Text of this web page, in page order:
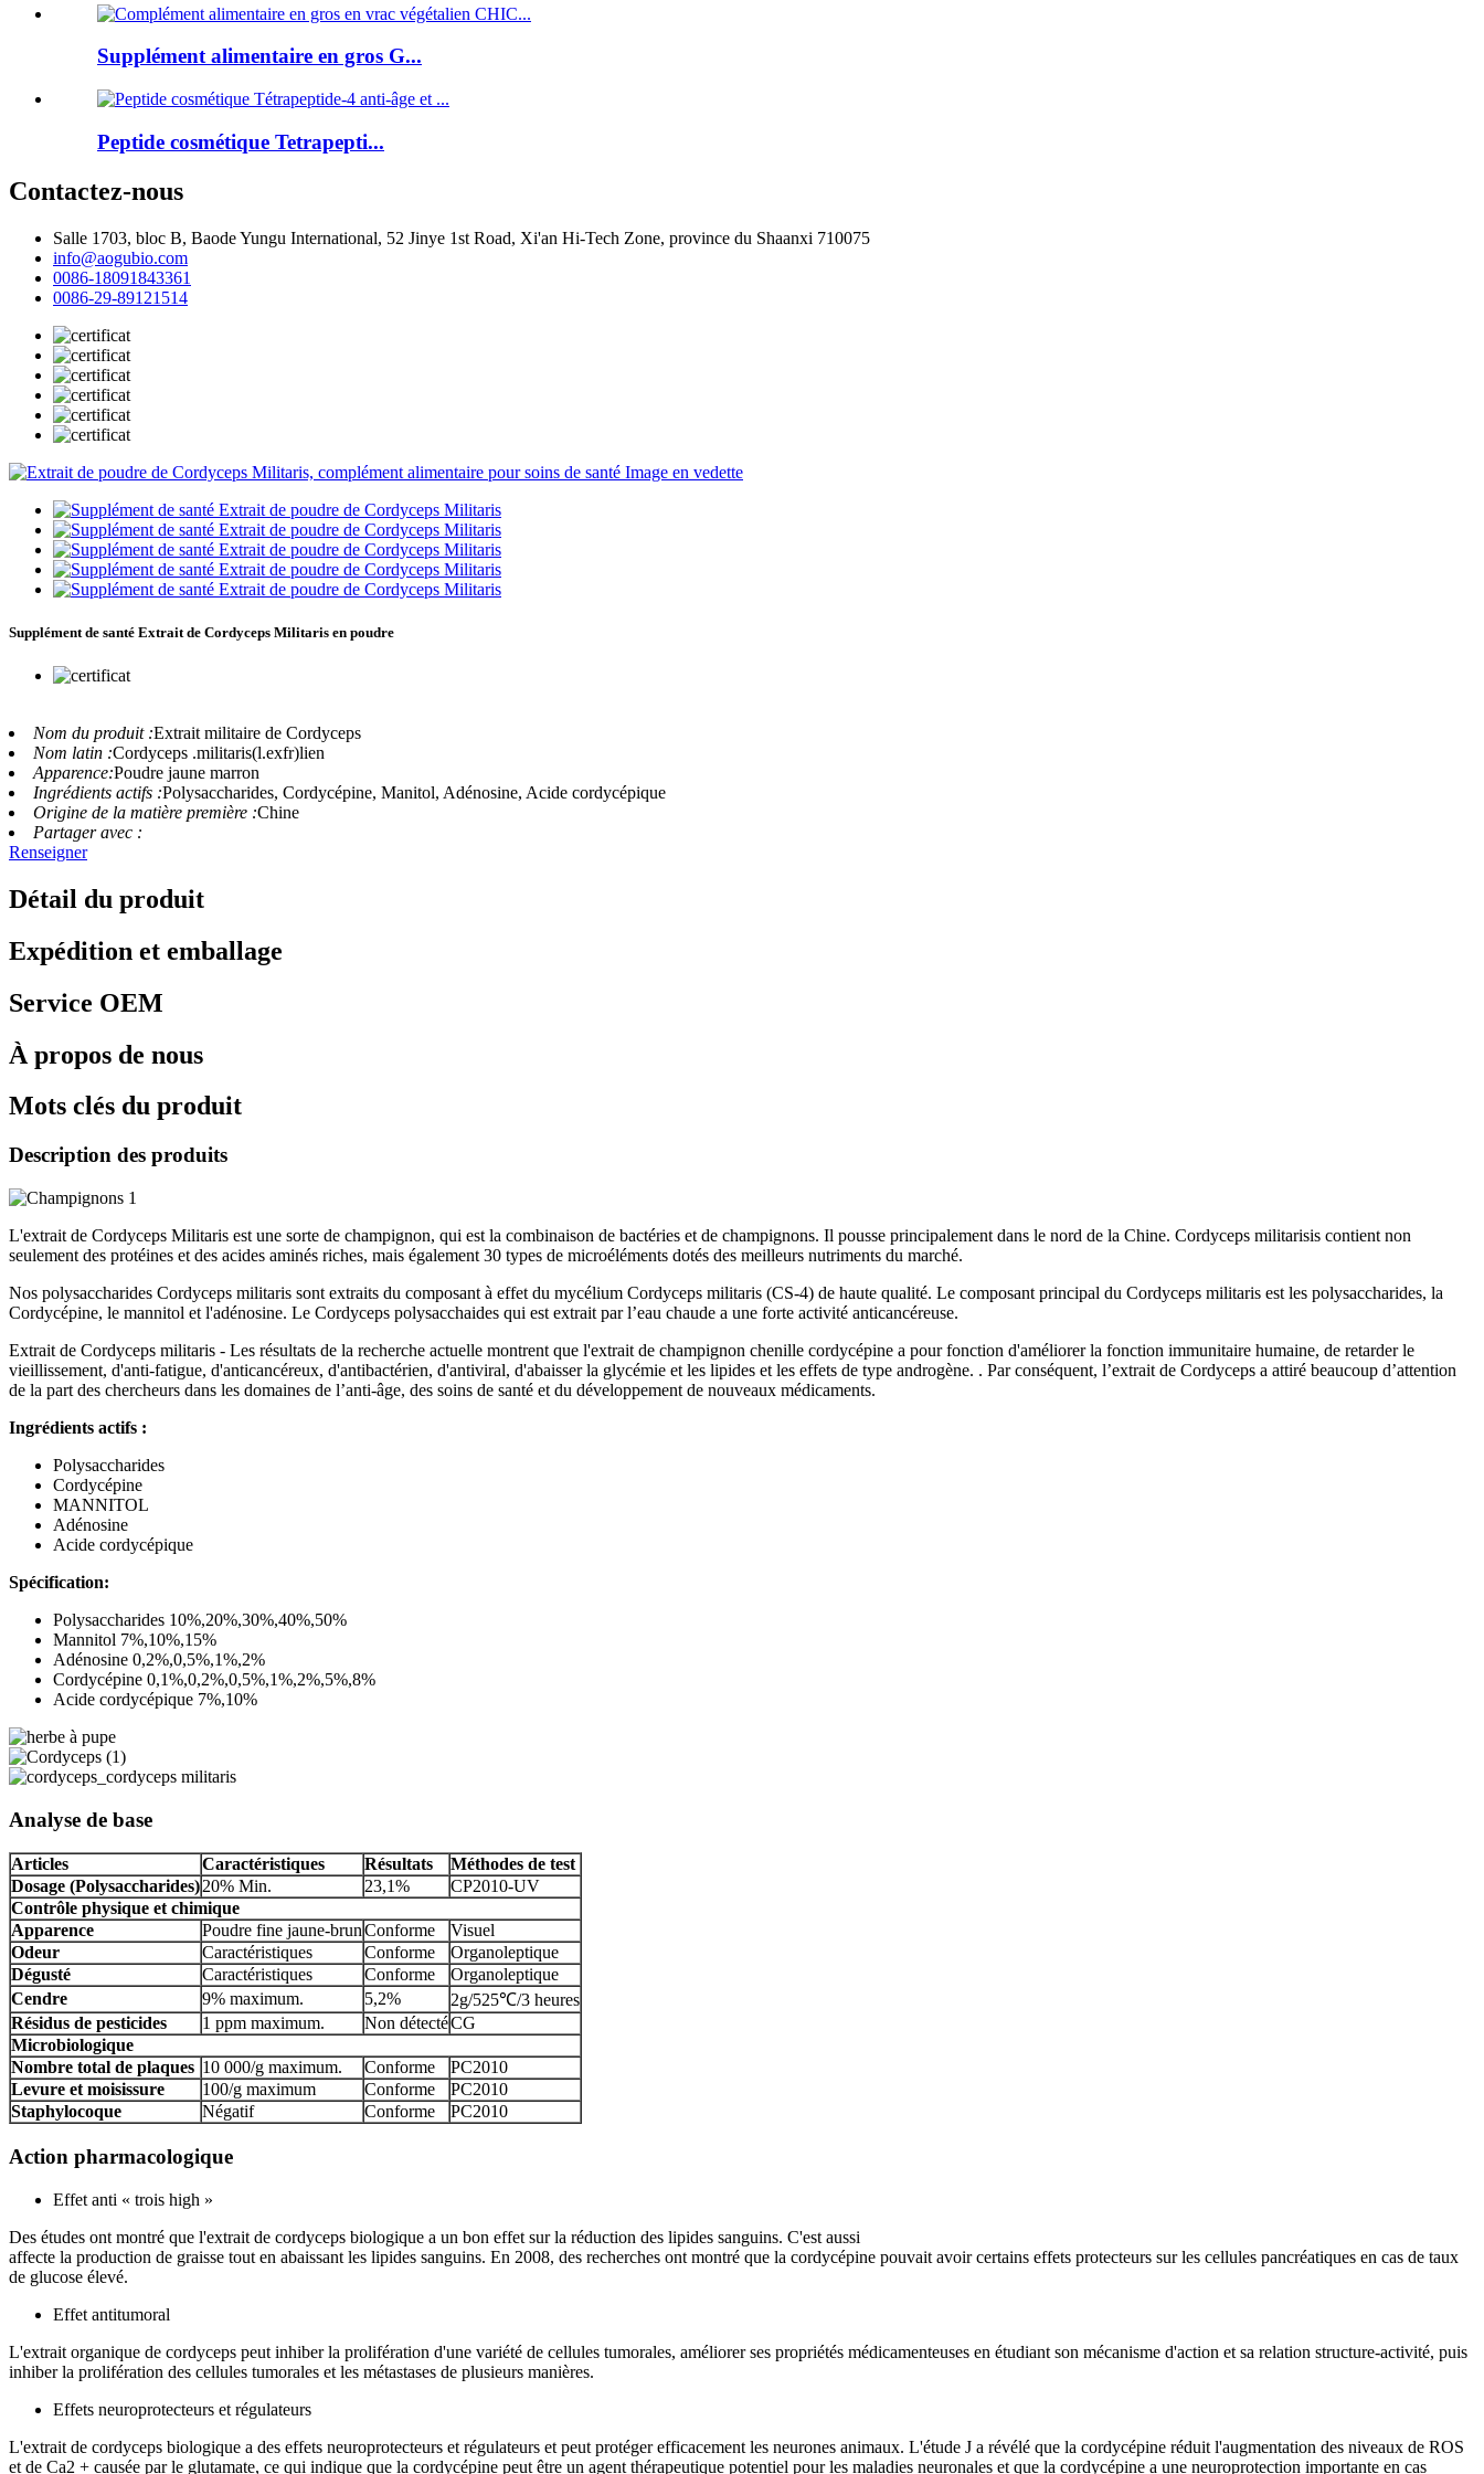
Supplément alimentaire en gros G...
Peptide cosmétique Tetrapepti...
Contactez-nous
Salle 1703, bloc B, Baode Yungu International, 52 Jinye 1st Road, Xi'an Hi-Tech Zone, province du Shaanxi 710075
info@aogubio.com
0086-18091843361
0086-29-89121514
Supplément de santé Extrait de Cordyceps Militaris en poudre
Nom du produit :Extrait militaire de Cordyceps
Nom latin :Cordyceps .militaris(l.exfr)lien
Apparence:Poudre jaune marron
Ingrédients actifs :Polysaccharides, Cordycépine, Manitol, Adénosine, Acide cordycépique
Origine de la matière première :Chine
Partager avec :
Renseigner
Détail du produit
Expédition et emballage
Service OEM
À propos de nous
Mots clés du produit
Description des produits
L'extrait de Cordyceps Militaris est une sorte de champignon, qui est la combinaison de bactéries et de champignons. Il pousse principalement dans le nord de la Chine. Cordyceps militarisis contient non
seulement des protéines et des acides aminés riches, mais également 30 types de microéléments dotés des meilleurs nutriments du marché.
Nos polysaccharides Cordyceps militaris sont extraits du composant à effet du mycélium Cordyceps militaris (CS-4) de haute qualité. Le composant principal du Cordyceps militaris est les polysaccharides, la
Cordycépine, le mannitol et l'adénosine. Le Cordyceps polysacchaides qui est extrait par l’eau chaude a une forte activité anticancéreuse.
Extrait de Cordyceps militaris - Les résultats de la recherche actuelle montrent que l'extrait de champignon chenille cordycépine a pour fonction d'améliorer la fonction immunitaire humaine, de retarder le
vieillissement, d'anti-fatigue, d'anticancéreux, d'antibactérien, d'antiviral, d'abaisser la glycémie et les lipides et les effets de type androgène. . Par conséquent, l’extrait de Cordyceps a attiré beaucoup d’attention
de la part des chercheurs dans les domaines de l’anti-âge, des soins de santé et du développement de nouveaux médicaments.
Ingrédients actifs :
Polysaccharides
Cordycépine
MANNITOL
Adénosine
Acide cordycépique
Spécification:
Polysaccharides 10%,20%,30%,40%,50%
Mannitol 7%,10%,15%
Adénosine 0,2%,0,5%,1%,2%
Cordycépine 0,1%,0,2%,0,5%,1%,2%,5%,8%
Acide cordycépique 7%,10%
Analyse de base
Articles Caractéristiques Résultats
Méthodes de test
Dosage (Polysaccharides)20% Min. 23,1%
CP2010-UV
Contrôle physique et chimique
Apparence
Poudre fine jaune-brunConforme
Visuel
Odeur
Caractéristiques Conforme
Organoleptique
Dégusté
Caractéristiques Conforme
Organoleptique
Cendre
9% maximum. 5,2%
2g/525℃/3 heures
Résidus de pesticides
1 ppm maximum. Non détectéCG
Microbiologique
Nombre total de plaques 10 000/g maximum. Conforme
PC2010
Levure et moisissure
100/g maximum Conforme
PC2010
Staphylocoque
Négatif Conforme PC2010
Action pharmacologique
Effet anti « trois high »
Des études ont montré que l'extrait de cordyceps biologique a un bon effet sur la réduction des lipides sanguins. C'est aussi
affecte la production de graisse tout en abaissant les lipides sanguins. En 2008, des recherches ont montré que la cordycépine pouvait avoir certains effets protecteurs sur les cellules pancréatiques en cas de taux
de glucose élevé.
Effet antitumoral
L'extrait organique de cordyceps peut inhiber la prolifération d'une variété de cellules tumorales, améliorer ses propriétés médicamenteuses en étudiant son mécanisme d'action et sa relation structure-activité, puis
inhiber la prolifération des cellules tumorales et les métastases de plusieurs manières.
Effets neuroprotecteurs et régulateurs
L'extrait de cordyceps biologique a des effets neuroprotecteurs et régulateurs et peut protéger efficacement les neurones animaux. L'étude J a révélé que la cordycépine réduit l'augmentation des niveaux de ROS
et de Ca2 + causée par le glutamate, ce qui indique que la cordycépine peut être un agent thérapeutique potentiel pour les maladies neuronales et que la cordycépine a une neuroprotection importante en cas